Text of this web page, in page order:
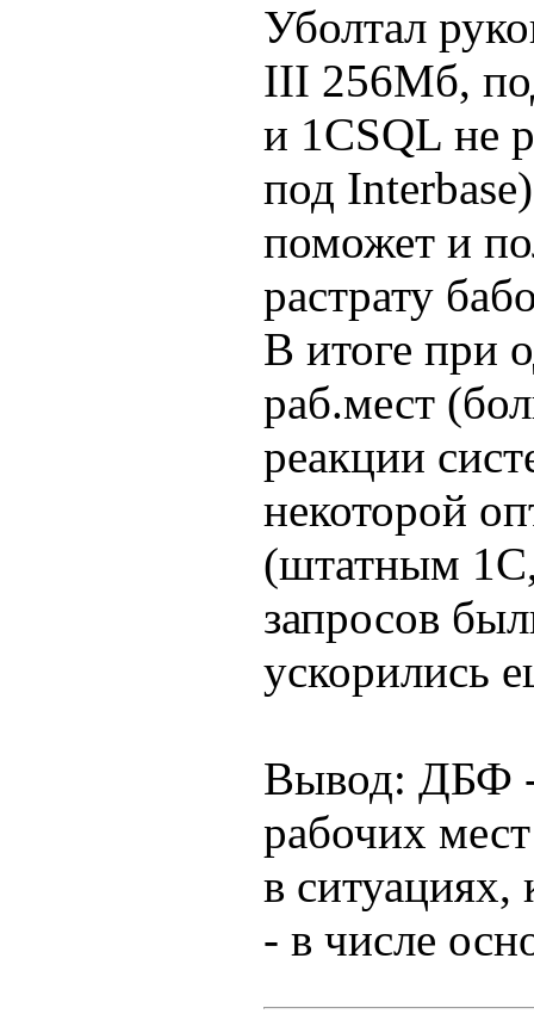
Уболтал
III 256Мб,
и 1СSQL не
под
поможет и
растрату
В итоге при
раб.мест
реакции
некоторой
(штатным
запросов
ускорились
Вывод: ДБФ -
рабочих
в ситуациях,
- в числе